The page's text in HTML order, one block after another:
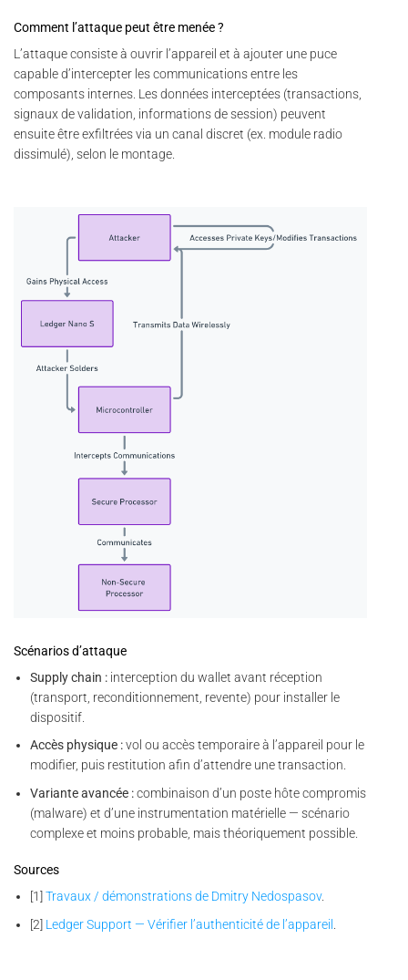
Comment l’attaque peut être menée ?
L’attaque consiste à ouvrir l’appareil et à ajouter une puce
capable d’intercepter les communications entre les
composants internes. Les données interceptées (transactions,
signaux de validation, informations de session) peuvent
ensuite être exfiltrées via un canal discret (ex. module radio
dissimulé), selon le montage.
Scénarios d’attaque
Supply chain : interception du wallet avant réception
(transport, reconditionnement, revente) pour installer le
dispositif.
Accès physique :vol ou accès temporaire à l’appareil pour le
modifier, puis restitution afin d’attendre une transaction.
Variante avancée :combinaison d’un poste hôte compromis
(malware) et d’une instrumentation matérielle — scénario
complexe et moins probable, mais théoriquement possible.
Sources
[1]Travaux / démonstrations de Dmitry Nedospasov.
[2] Ledger Support — Vérifier l’authenticité de l’appareil